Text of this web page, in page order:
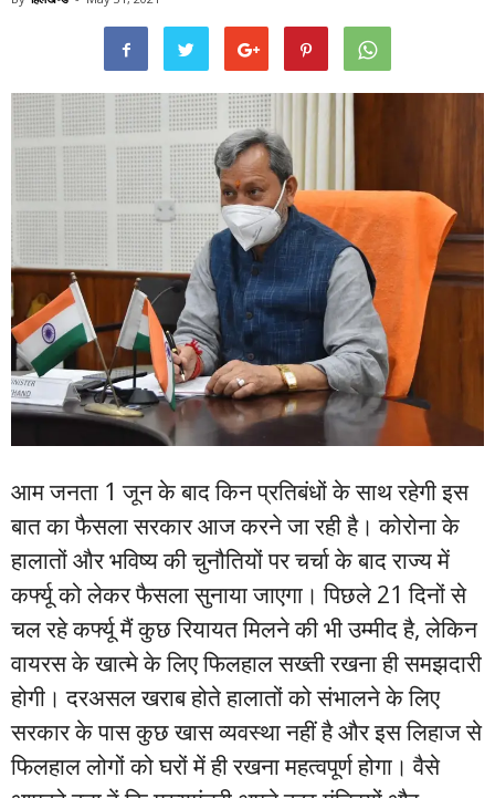
आम जनता 1 जून के बाद किन प्रतिबंधों के साथ रहेगी इस
बात का फैसला सरकार आज करने जा रही है। कोरोना के
हालातों और भविष्य की चुनौतियों पर चर्चा के बाद राज्य में
कर्फ्यू को लेकर फैसला सुनाया जाएगा। पिछले 21 दिनों से
चल रहे कर्फ्यू मैं कुछ रियायत मिलने की भी उम्मीद है, लेकिन
वायरस के खात्मे के लिए फिलहाल सख्ती रखना ही समझदारी
होगी। दरअसल खराब होते हालातों को संभालने के लिए
सरकार के पास कुछ खास व्यवस्था नहीं है और इस लिहाज से
फिलहाल लोगों को घरों में ही रखना महत्वपूर्ण होगा। वैसे